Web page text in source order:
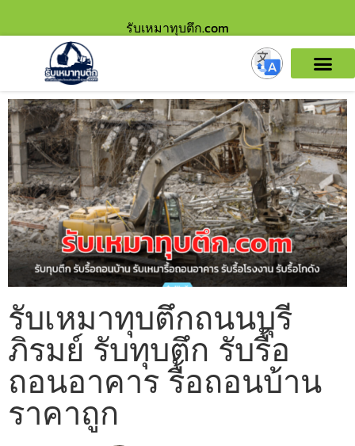
รับเหมาทุบตึก.com
รับเหมาทุบตึกถนนบุรี
ภิรมย์ รับทุบตึก รับรื้อ
ถอนอาคาร รื้อถอนบ้าน
ราคาถูก